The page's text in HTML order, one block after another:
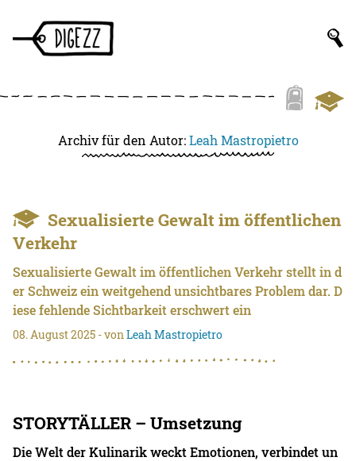
Archiv für den Autor:Leah Mastropietro
Sexualisierte Gewalt im öffentlichen
Verkehr
Sexualisierte Gewalt im öffentlichen Verkehr stellt in d
er Schweiz ein weitgehend unsichtbares Problem dar. D
iese fehlende Sichtbarkeit erschwert ein
08. August 2025 - vonLeah Mastropietro
STORYTÄLLER – Umsetzung
Die Welt der Kulinarik weckt Emotionen, verbindet un